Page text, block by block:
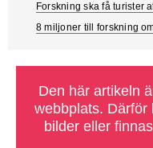
Forskning ska få turister
8 miljoner till forskning
Den här artikeln
webbplats. Därför
bilder eller